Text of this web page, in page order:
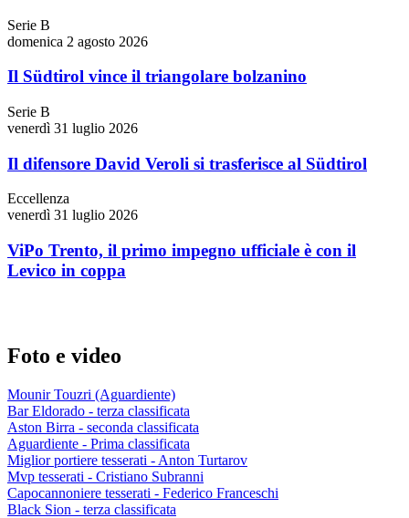
Serie B
domenica 2 agosto 2026
Il Südtirol vince il triangolare bolzanino
Serie B
venerdì 31 luglio 2026
Il difensore David Veroli si trasferisce al Südtirol
Eccellenza
venerdì 31 luglio 2026
ViPo Trento, il primo impegno ufficiale è con il
Levico in coppa
Foto e video
Mounir Touzri (Aguardiente)
Bar Eldorado - terza classificata
Aston Birra - seconda classificata
Aguardiente - Prima classificata
Miglior portiere tesserati - Anton Turtarov
Mvp tesserati - Cristiano Subranni
Capocannoniere tesserati - Federico Franceschi
Black Sion - terza classificata